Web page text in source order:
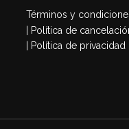
Términos y
| Política de
| Política de privacidad